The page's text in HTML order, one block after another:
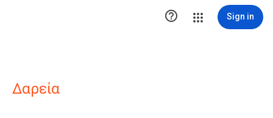
 Sign in
Δαρεία